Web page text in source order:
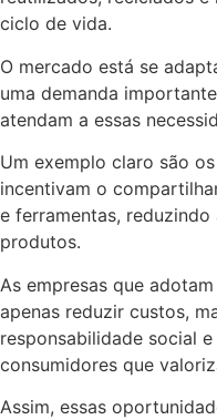
ciclo de vida.
O mercado está se
uma demanda
atendam a essas
Um exemplo claro são
incentivam o
e ferramentas,
produtos.
As empresas que
apenas reduzir custos,
responsabilidade social
consumidores que
Assim, essas